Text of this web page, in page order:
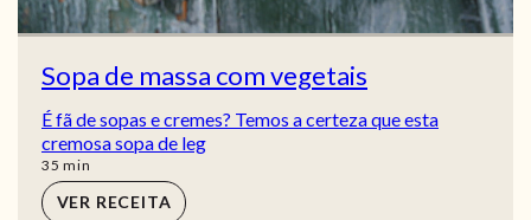
Sopa de massa com vegetais
É fã de sopas e cremes? Temos a certeza que esta
cremosa sopa de leg
35 min
min
VER RECEITA